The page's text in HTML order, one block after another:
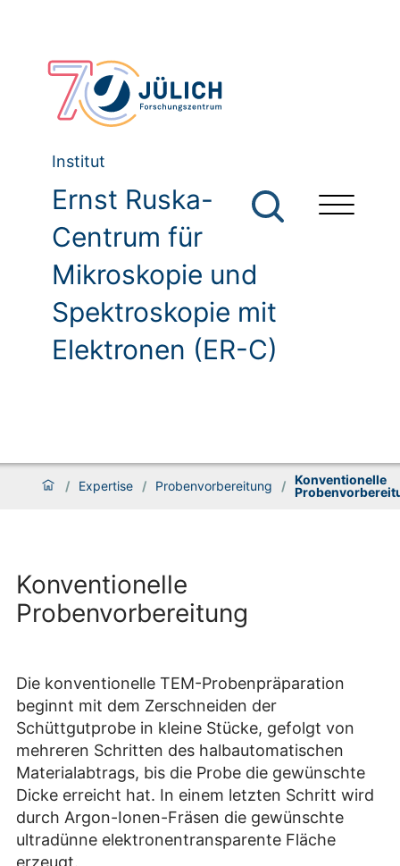
Institut
Ernst Ruska-
Centrum für
Mikroskopie und
Spektroskopie mit
Elektronen (ER-C)
/ Expertise / Probenvorbereitung / Konventionelle
Konventionelle
Probenvorbereitung
Die konventionelle TEM-Probenpräparation
beginnt mit dem Zerschneiden der
Schüttgutprobe in kleine Stücke, gefolgt von
mehreren Schritten des halbautomatischen
Materialabtrags, bis die Probe die gewünschte
Dicke erreicht hat. In einem letzten Schritt wird
durch Argon-Ionen-Fräsen die gewünschte
ultradünne elektronentransparente Fläche